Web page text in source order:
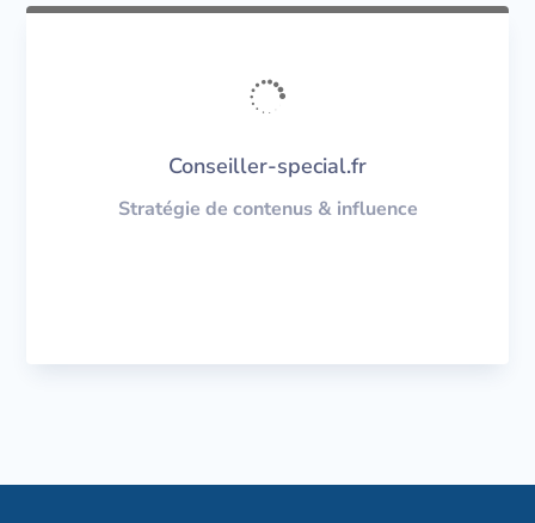

Conseiller-special.fr
Stratégie de contenus & influence